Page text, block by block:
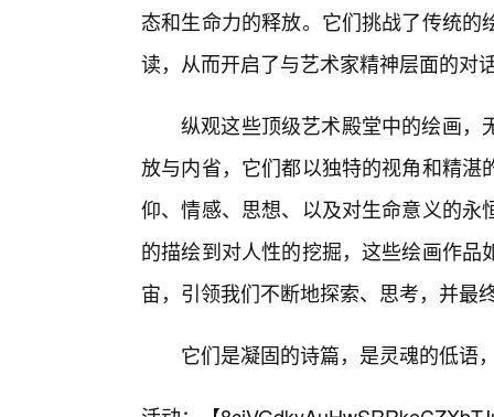
态和生命力的释放。它们挑战了传统
读，从而开启了与艺术家精神层面的对
纵观这些顶级艺术殿堂中的绘画，
放与内省，它们都以独特的视角和精
仰、情感、思想、以及对生命意义的
的描绘到对人性的挖掘，这些绘画作
宙，引领我们不断地探索、思考，并最
它们是凝固的诗篇，是灵魂的低语